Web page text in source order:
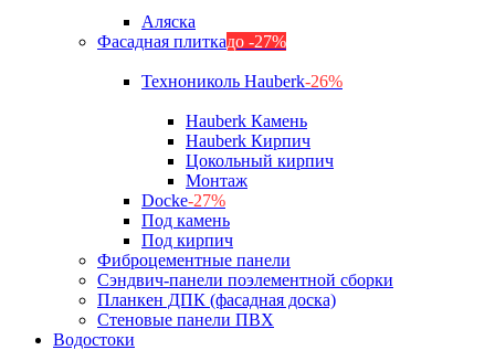
Аляска
Фасадная плиткадо -27%
Технониколь Hauberk-26%
Hauberk Камень
Hauberk Кирпич
Цокольный кирпич
Монтаж
Docke-27%
Под камень
Под кирпич
Фиброцементные панели
Сэндвич-панели поэлементной сборки
Планкен ДПК (фасадная доска)
Стеновые панели ПВХ
Водостоки